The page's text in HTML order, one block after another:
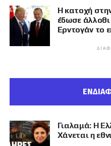
Η κατοχή
έδωσε
Ερντογάν το
Γιαλαμά: Η
Χάνεται η